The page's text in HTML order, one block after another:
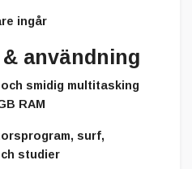
ingår
användning
smidig multitasking
RAM
surf,
studier